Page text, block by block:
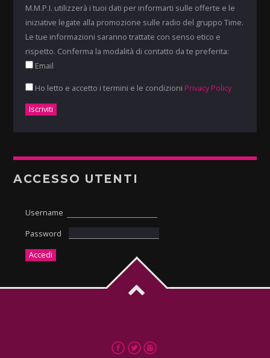
M.M.P.I. utilizzerà i tuoi dati per informarti sulle offerte e le
iniziative legate alla promozione sulle radio del gruppo Time.
Le tue informazioni saranno trattate con senso etico e
rispetto. Conferma la modalità di contatto da te preferita:
Email
Ho letto e accetto i termini e le condizioni Privacy Policy
ACCESSO UTENTI
Username
Password